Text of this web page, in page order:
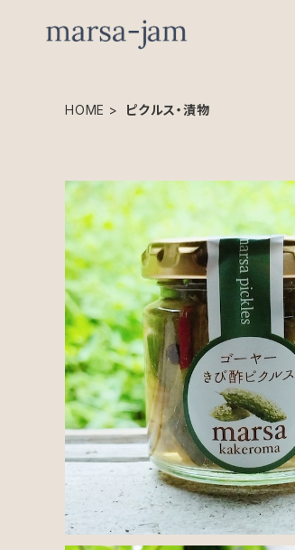
HOME ピクルス・漬物
ゴーヤーのきび酢ピ
¥600